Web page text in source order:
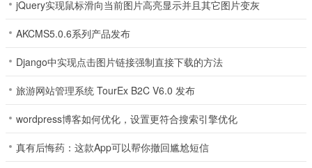
2、然后进入首页完成船舶绑定操作
3、接着进行电子申报流程
4、申报后，开启手机定位，然后船舶到闸后在app中完成确认
jQuery实现鼠标滑向当前图片高亮显示并且其它图片变灰
AKCMS5.0.6系列产品发布
Django中实现点击图片链接强制直接下载的方法
旅游网站管理系统 TourEx B2C V6.0 发布
wordpress博客如何优化，设置更符合搜索引擎优化
真有后悔药：这款App可以帮你撤回尴尬短信